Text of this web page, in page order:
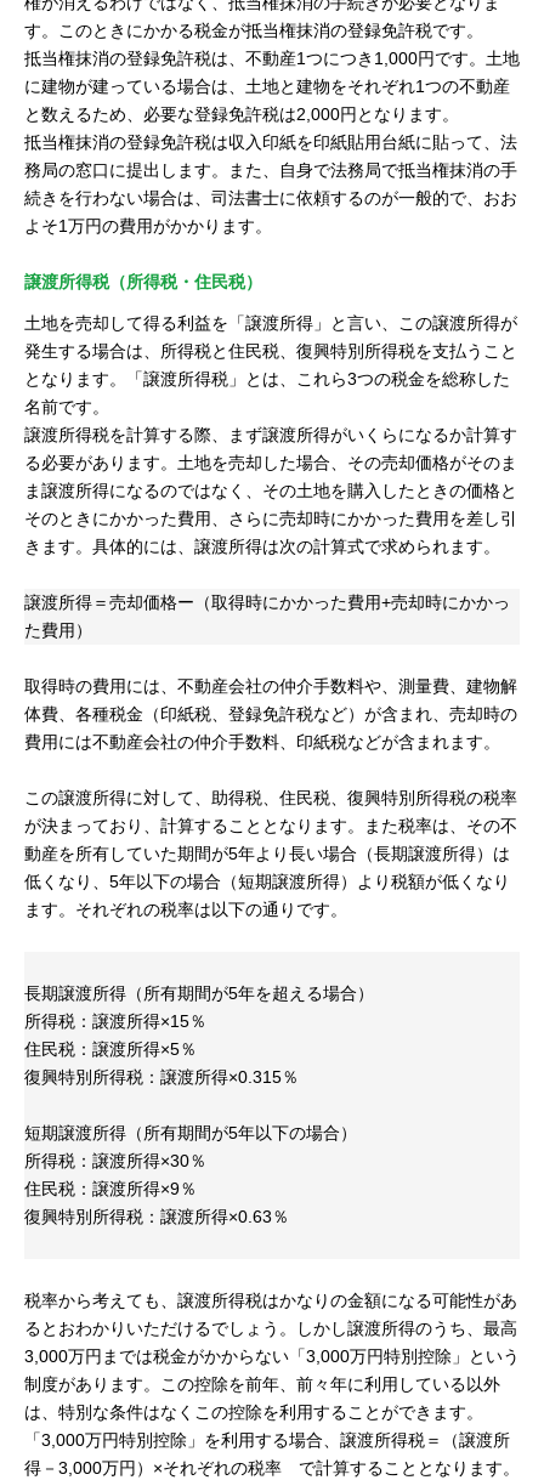
す。このときにかかる税金が抵当権抹消の登録免許税です。
抵当権抹消の登録免許税は、不動産1つにつき1,000円です。土地
に建物が建っている場合は、土地と建物をそれぞれ1つの不動産
と数えるため、必要な登録免許税は2,000円となります。
抵当権抹消の登録免許税は収入印紙を印紙貼用台紙に貼って、法
務局の窓口に提出します。また、自身で法務局で抵当権抹消の手
続きを行わない場合は、司法書士に依頼するのが一般的で、おお
よそ1万円の費用がかかります。
譲渡所得税（所得税・住民税）
土地を売却して得る利益を「譲渡所得」と言い、この譲渡所得が
発生する場合は、所得税と住民税、復興特別所得税を支払うこと
となります。「譲渡所得税」とは、これら3つの税金を総称した
名前です。
譲渡所得税を計算する際、まず譲渡所得がいくらになるか計算す
る必要があります。土地を売却した場合、その売却価格がそのま
ま譲渡所得になるのではなく、その土地を購入したときの価格と
そのときにかかった費用、さらに売却時にかかった費用を差し引
きます。具体的には、譲渡所得は次の計算式で求められます。
譲渡所得＝売却価格ー（取得時にかかった費用+売却時にかかっ
た費用）
取得時の費用には、不動産会社の仲介手数料や、測量費、建物解
体費、各種税金（印紙税、登録免許税など）が含まれ、売却時の
費用には不動産会社の仲介手数料、印紙税などが含まれます。
この譲渡所得に対して、助得税、住民税、復興特別所得税の税率
が決まっており、計算することとなります。また税率は、その不
動産を所有していた期間が5年より長い場合（長期譲渡所得）は
低くなり、5年以下の場合（短期譲渡所得）より税額が低くなり
ます。それぞれの税率は以下の通りです。
長期譲渡所得（所有期間が5年を超える場合）
所得税：譲渡所得×15％
住民税：譲渡所得×5％
復興特別所得税：譲渡所得×0.315％
短期譲渡所得（所有期間が5年以下の場合）
所得税：譲渡所得×30％
住民税：譲渡所得×9％
復興特別所得税：譲渡所得×0.63％
税率から考えても、譲渡所得税はかなりの金額になる可能性があ
るとおわかりいただけるでしょう。しかし譲渡所得のうち、最高
3,000万円までは税金がかからない「3,000万円特別控除」という
制度があります。この控除を前年、前々年に利用している以外
は、特別な条件はなくこの控除を利用することができます。
「3,000万円特別控除」を利用する場合、譲渡所得税＝（譲渡所
得－3,000万円）×それぞれの税率 で計算することとなります。